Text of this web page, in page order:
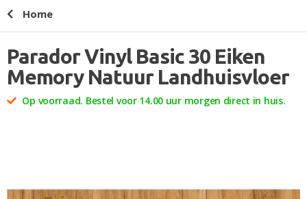
opzoek?
Home
Parador Vinyl Basic 30 Eiken
Memory Natuur Landhuisvloer
Op voorraad. Bestel voor 14.00 uur morgen direct in huis.
de